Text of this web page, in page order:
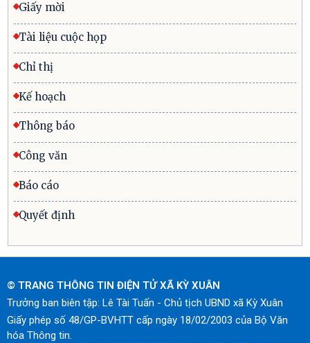
Giấy mời
Tài liệu cuộc họp
Chỉ thị
Kế hoạch
Thông báo
Công văn
Báo cáo
Quyết định
© TRANG THÔNG TIN ĐIỆN TỬ XÃ KỲ XUÂN
Trưởng ban biên tập: Lê Tài Tuấn - Chủ tịch UBND xã Kỳ Xuân
Giấy phép số 48/GP-BVHTT cấp ngày 18/02/2003 của Bộ Văn
hóa Thông tin.